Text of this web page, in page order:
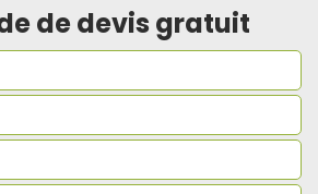
de devis gratuit